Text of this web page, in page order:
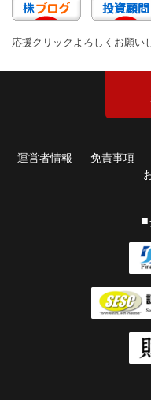
応援クリックよろしくお願い
運営者情報 免責事項
■